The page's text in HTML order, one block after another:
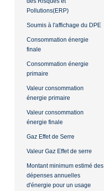
Pollutions(ERP)
Soumis à l'affichage du DPE
Consommation énergie
finale
Consommation énergie
primaire
Valeur consommation
énergie primaire
Valeur consommation
énergie finale
Gaz Effet de Serre
Valeur Gaz Effet de serre
Montant minimum estimé des
dépenses annuelles
d'énergie pour un usage